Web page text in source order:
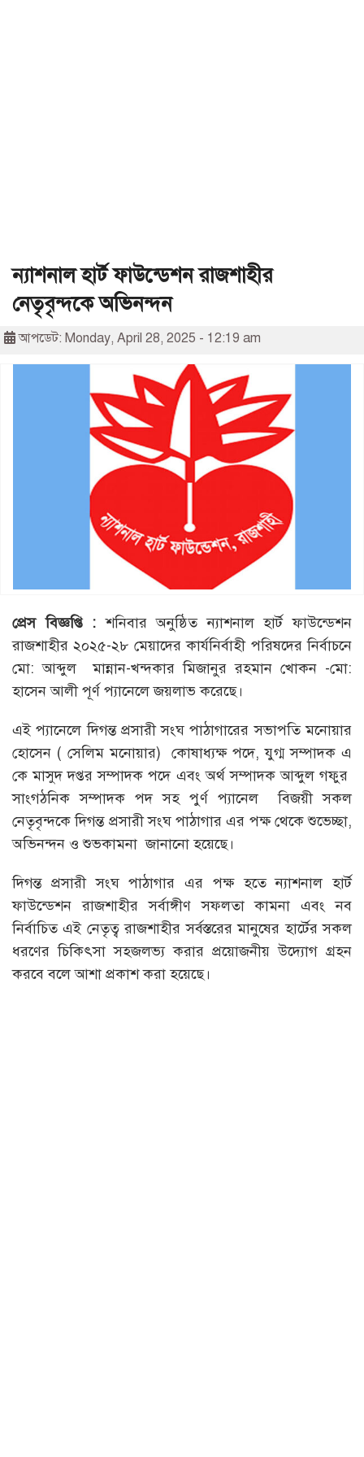
ন্যাশনাল হার্ট ফাউন্ডেশন রাজশাহীর
নেতৃবৃন্দকে অভিনন্দন
আপডেট: Monday, April 28, 2025 - 12:19 am
প্রেস বিজ্ঞপ্তি: শনিবার অনুষ্ঠিত ন্যাশনাল হার্ট ফাউন্ডেশন
রাজশাহীর ২০২৫-২৮ মেয়াদের কার্যনির্বাহী পরিষদের নির্বাচনে
মো: আব্দুল মান্নান-খন্দকার মিজানুর রহমান খোকন -মো:
হাসেন আলী পূর্ণ প্যানেলে জয়লাভ করেছে।
এই প্যানেলে দিগন্ত প্রসারী সংঘ পাঠাগারের সভাপতি মনোয়ার
হোসেন ( সেলিম মনোয়ার) কোষাধ্যক্ষ পদে, যুগ্ম সম্পাদক এ
কে মাসুদ দপ্তর সম্পাদক পদে এবং অর্থ সম্পাদক আব্দুল গফুর
সাংগঠনিক সম্পাদক পদ সহ পুর্ণ প্যানেল বিজয়ী সকল
নেতৃবৃন্দকে দিগন্ত প্রসারী সংঘ পাঠাগার এর পক্ষ থেকে শুভেচ্ছা,
অভিনন্দন ও শুভকামনা জানানো হয়েছে।
দিগন্ত প্রসারী সংঘ পাঠাগার এর পক্ষ হতে ন্যাশনাল হার্ট
ফাউন্ডেশন রাজশাহীর সর্বাঙ্গীণ সফলতা কামনা এবং নব
নির্বাচিত এই নেতৃত্ব রাজশাহীর সর্বস্তরের মানুষের হার্টের সকল
ধরণের চিকিৎসা সহজলভ্য করার প্রয়োজনীয় উদ্যোগ গ্রহন
করবে বলে আশা প্রকাশ করা হয়েছে।